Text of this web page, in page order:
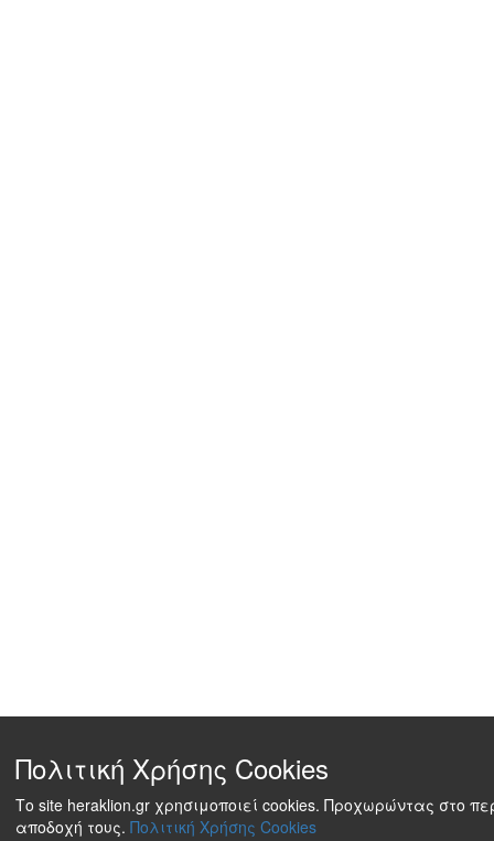
Πολιτική Χρήσης Cookies
Το site heraklion.gr χρησιμοποιεί cookies. Προχωρώντας στο
αποδοχή τους. Πολιτική Χρήσης Cookies